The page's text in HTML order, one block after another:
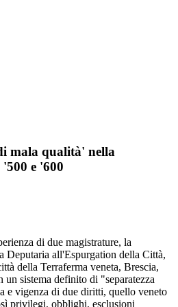
mala qualità' nella
e '600
di due magistrature, la
Deputaria all'Espurgation della Città,
della Terraferma veneta, Brescia,
un sistema definito di "separatezza
e vigenza di due diritti, quello veneto
privilegi, obblighi, esclusioni